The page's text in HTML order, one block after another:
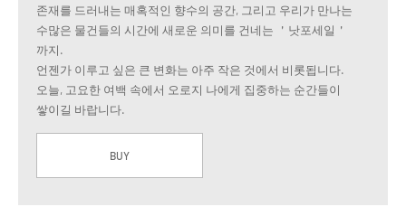
존재를 드러내는 매혹적인 향수의 공간, 그리고 우리가 만나는
수많은 물건들의 시간에 새로운 의미를 건네는 ＇낫포세일＇
까지.
언젠가 이루고 싶은 큰 변화는 아주 작은 것에서 비롯됩니다.
오늘, 고요한 여백 속에서 오로지 나에게 집중하는 순간들이
쌓이길 바랍니다.
BUY